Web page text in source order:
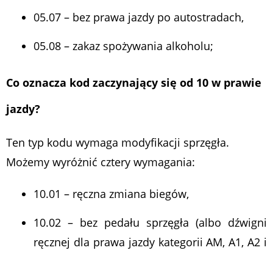
05.07 – bez prawa jazdy po autostradach,
05.08 – zakaz spożywania alkoholu;
Co oznacza kod zaczynający się od 10 w prawie
jazdy?
Ten typ kodu wymaga modyfikacji sprzęgła.
Możemy wyróżnić cztery wymagania:
10.01 – ręczna zmiana biegów,
10.02 – bez pedału sprzęgła (albo dźwigni
ręcznej dla prawa jazdy kategorii AM, A1, A2 i